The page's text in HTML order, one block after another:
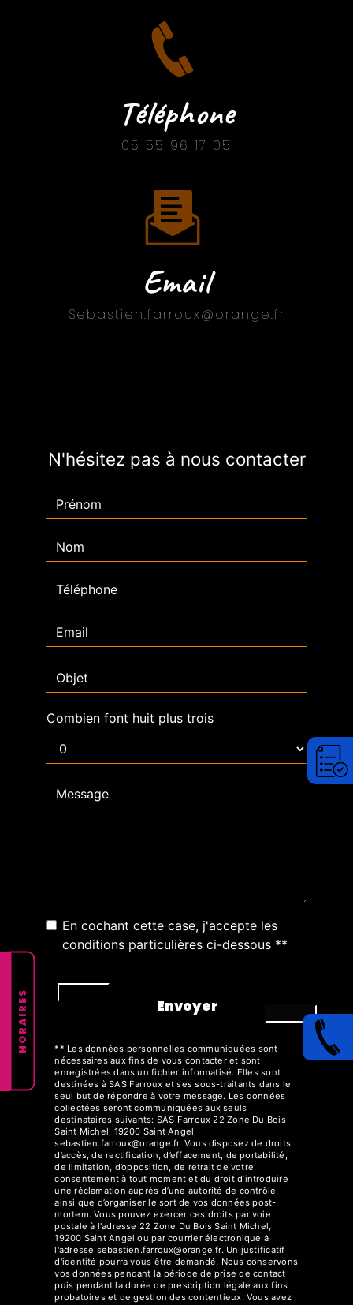
HORAIRES
Téléphone
05 55 96 17 05
Email
sebastien.farroux@orange.fr
N'hésitez pas à nous contacter
Combien font huit plus trois
En cochant cette case, j'accepte les
conditions particulières ci-dessous **
Envoyer
** Les données personnelles communiquées sont
nécessaires aux fins de vous contacter et sont
enregistrées dans un fichier informatisé. Elles sont
destinées à SAS Farroux et ses sous-traitants dans le
seul but de répondre à votre message. Les données
collectées seront communiquées aux seuls
destinataires suivants: SAS Farroux 22 Zone Du Bois
Saint Michel, 19200 Saint Angel
sebastien.farroux@orange.fr. Vous disposez de droits
d’accès, de rectification, d’effacement, de portabilité,
de limitation, d’opposition, de retrait de votre
consentement à tout moment et du droit d’introduire
une réclamation auprès d’une autorité de contrôle,
ainsi que d’organiser le sort de vos données post-
mortem. Vous pouvez exercer ces droits par voie
postale à l'adresse 22 Zone Du Bois Saint Michel,
19200 Saint Angel ou par courrier électronique à
l'adresse sebastien.farroux@orange.fr. Un justificatif
d'identité pourra vous être demandé. Nous conservons
vos données pendant la période de prise de contact
puis pendant la durée de prescription légale aux fins
probatoires et de gestion des contentieux. Vous avez